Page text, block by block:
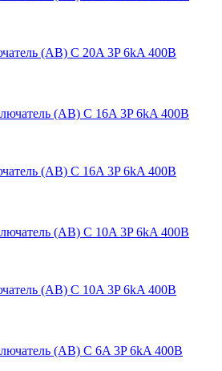
(АВ) C 20A 3P 6kA 400В
(АВ) C 16A 3P 6kA 400В
(АВ) C 10A 3P 6kA 400В